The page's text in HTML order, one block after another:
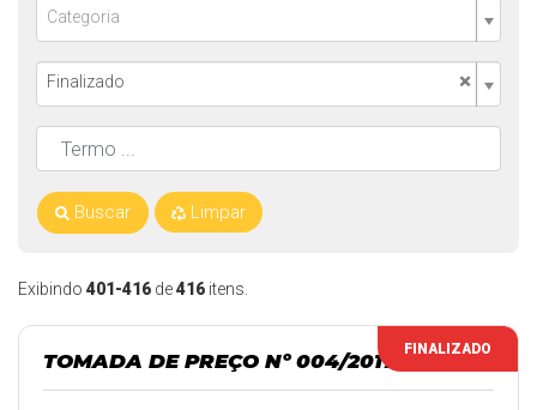
Exibindo 401-416 de416 itens.
FINALIZADO
TOMADA DE PREÇO Nº 004/2017
Categoria
×
Finalizado
Buscar Limpar